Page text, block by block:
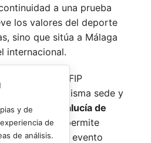
a una prueba
los valores del deporte
sino que sitúa a Málaga
internacional.
desarrollo del FIP
en la misma sede y
de Andalucía de
cita paralela permite
benjamín
al evento
y de
de
de análisis.